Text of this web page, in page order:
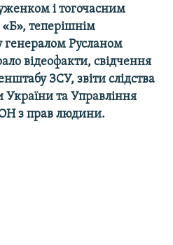
і тогочасним
теперішнім
Русланом
відеофакти, свідчення
ЗСУ, звіти слідства
України та Управління
з прав людини.